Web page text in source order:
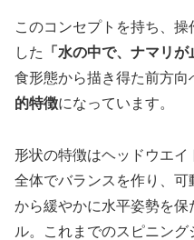
このコンセプトを持ち、
した
「水の中で、ナマリが
食形態から描き得た前方向
的特徴になっています。
形状の特徴はヘッドウエ
全体でバランスを作り、
から緩やかに水平姿勢を保
ル。これまでのスピニン